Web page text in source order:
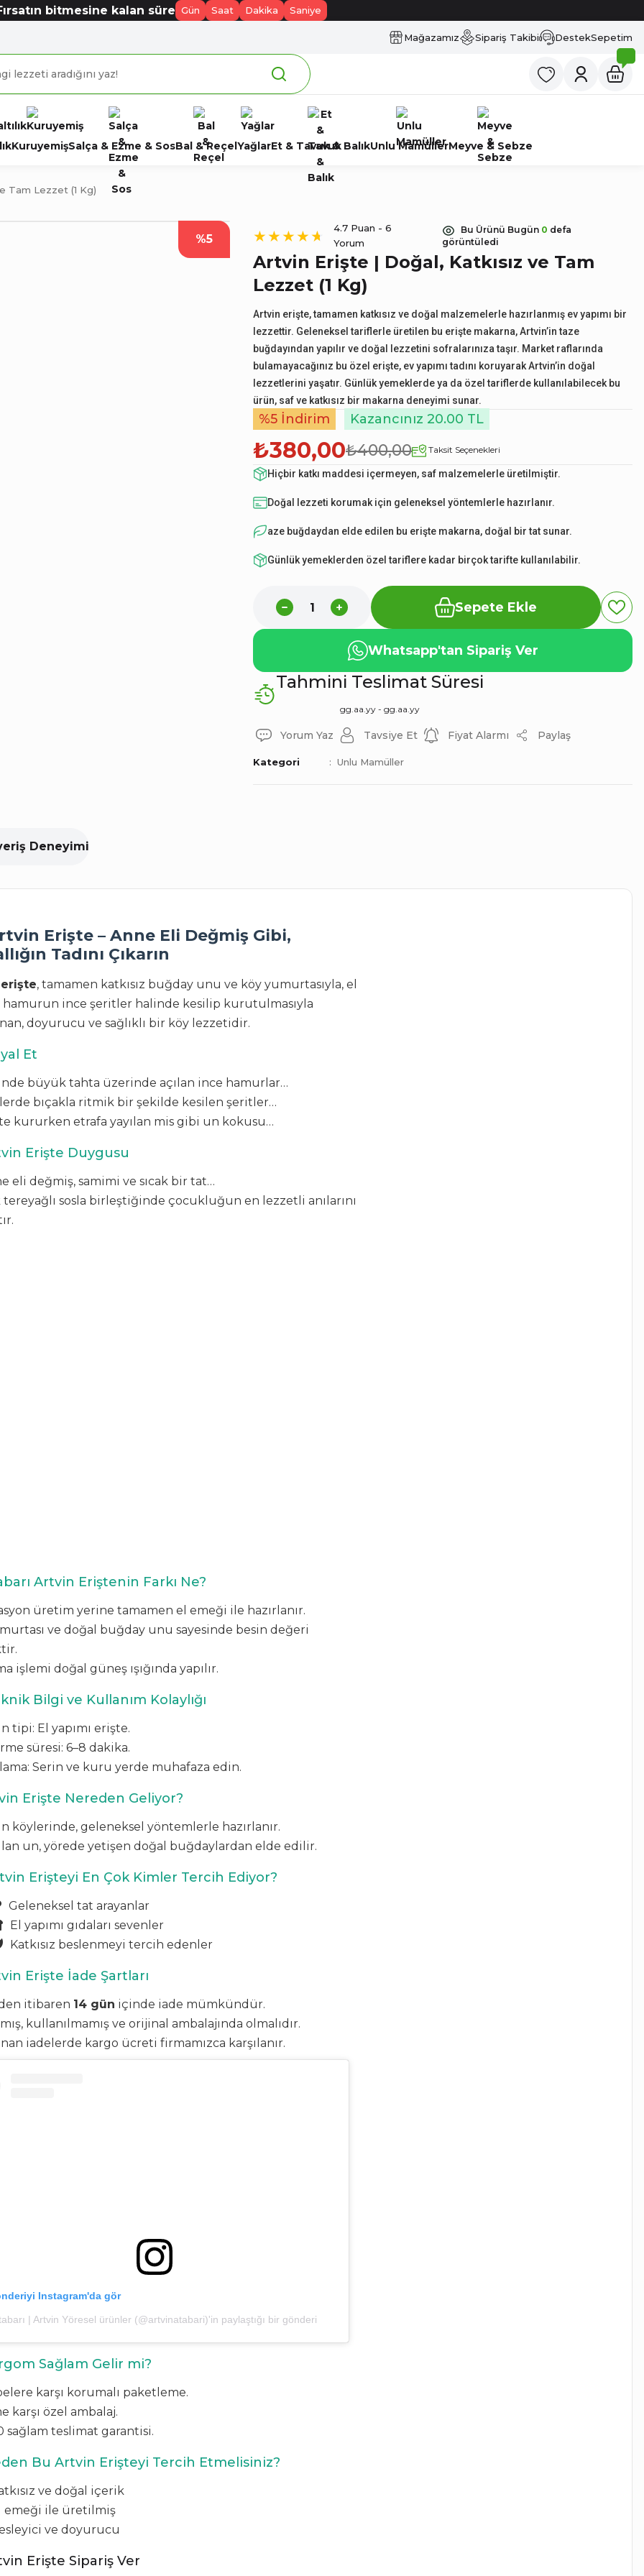
bitmesine kalan süre Gün Saat Dakika Saniye
Mağazamız Sipariş Takibi DestekSepetim
KuruyemişSalça & Ezme & SosBal & ReçelYağlarEt & Tavuk & BalıkUnlu MamüllerMeyve & Sebze
Tam Lezzet (1 Kg)
%5
4.7 Puan - 6
Yorum
Bu Ürünü Bugün 0 defa
görüntüledi
Artvin Erişte | Doğal, Katkısız ve Tam
Lezzet (1 Kg)
Artvin erişte, tamamen katkısız ve doğal malzemelerle hazırlanmış ev yapımı bir
lezzettir. Geleneksel tariflerle üretilen bu erişte makarna, Artvin’in taze
buğdayından yapılır ve doğal lezzetini sofralarınıza taşır. Market raflarında
bulamayacağınız bu özel erişte, ev yapımı tadını koruyarak Artvin’in doğal
lezzetlerini yaşatır. Günlük yemeklerde ya da özel tariflerde kullanılabilecek bu
ürün, saf ve katkısız bir makarna deneyimi sunar.
%5 İndirim Kazancınız 20.00 TL
₺380,00₺400,00 Taksit Seçenekleri
Kategori Unlu Mamüller
Sepete Ekle
Tahmini Teslimat Süresi
gg.aa.yy - gg.aa.yy
Yorum Yaz Tavsiye Et Fiyat Alarmı Paylaş
Hiçbir katkı maddesi içermeyen, saf malzemelerle üretilmiştir.
Doğal lezzeti korumak için geleneksel yöntemlerle hazırlanır.
aze buğdaydan elde edilen bu erişte makarna, doğal bir tat sunar.
Günlük yemeklerden özel tariflere kadar birçok tarifte kullanılabilir.
Whatsapp'tan Sipariş Ver
Deneyimi
Erişte – Anne Eli Değmiş Gibi,
Tadını Çıkarın
, tamamen katkısız buğday unu ve köy yumurtasıyla, el
hamurun ince şeritler halinde kesilip kurutulmasıyla
doyurucu ve sağlıklı bir köy lezzetidir.
Et
büyük tahta üzerinde açılan ince hamurlar…
bıçakla ritmik bir şekilde kesilen şeritler…
kururken etrafa yayılan mis gibi un kokusu…
Erişte Duygusu
eli değmiş, samimi ve sıcak bir tat…
tereyağlı sosla birleştiğinde çocukluğun en lezzetli anılarını
Artvin Eriştenin Farkı Ne?
üretim yerine tamamen el emeği ile hazırlanır.
ve doğal buğday unu sayesinde besin değeri
işlemi doğal güneş ışığında yapılır.
Bilgi ve Kullanım Kolaylığı
tipi: El yapımı erişte.
süresi: 6–8 dakika.
Serin ve kuru yerde muhafaza edin.
Erişte Nereden Geliyor?
köylerinde, geleneksel yöntemlerle hazırlanır.
un, yörede yetişen doğal buğdaylardan elde edilir.
Erişteyi En Çok Kimler Tercih Ediyor?
Geleneksel tat arayanlar
El yapımı gıdaları sevenler
Katkısız beslenmeyi tercih edenler
Erişte İade Şartları
itibaren 14 gün içinde iade mümkündür.
kullanılmamış ve orijinal ambalajında olmalıdır.
iadelerde kargo ücreti firmamızca karşılanır.
Instagram'da gör
| Artvin Yöresel ürünler (@artvinatabari)'in paylaştığı bir gönderi
Sağlam Gelir mi?
karşı korumalı paketleme.
karşı özel ambalaj.
sağlam teslimat garantisi.
Bu Artvin Erişteyi Tercih Etmelisiniz?
ve doğal içerik
emeği ile üretilmiş
ve doyurucu
Erişte Sipariş Ver